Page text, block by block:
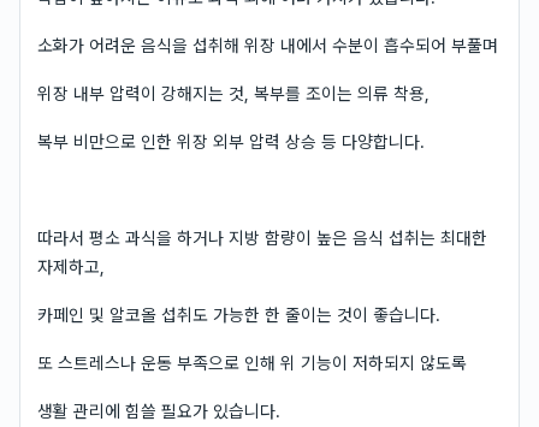
소화가 어려운 음식을 섭취해 위장 내에서 수분이 흡수되어 부풀며
위장 내부 압력이 강해지는 것, 복부를 조이는 의류 착용,
복부 비만으로 인한 위장 외부 압력 상승 등 다양합니다.
따라서 평소 과식을 하거나 지방 함량이 높은 음식 섭취는 최대한
자제하고,
카페인 및 알코올 섭취도 가능한 한 줄이는 것이 좋습니다.
또 스트레스나 운동 부족으로 인해 위 기능이 저하되지 않도록
생활 관리에 힘쓸 필요가 있습니다.